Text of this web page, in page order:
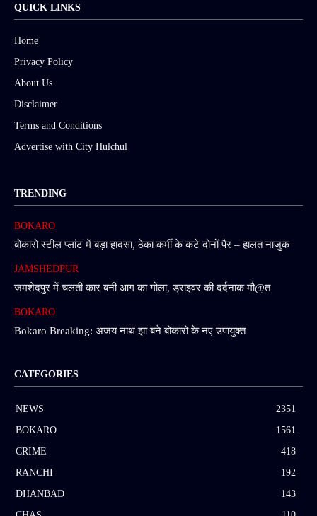
QUICK LINKS
Home
Privacy Policy
About Us
Disclaimer
Terms and Conditions
Advertise with City Hulchul
TRENDING
BOKARO
बोकारो स्टील प्लांट में बड़ा हादसा, ठेका कर्मी के कटे दोनों पैर – हालत नाजुक
JAMSHEDPUR
जमशेदपुर में चलती कार बनी आग का गोला, ड्राइवर की दर्दनाक मौ@त
BOKARO
Bokaro Breaking: अजय नाथ झा बने बोकारो के नए उपायुक्त
CATEGORIES
NEWS
2351
BOKARO
1561
CRIME
418
RANCHI
192
DHANBAD
143